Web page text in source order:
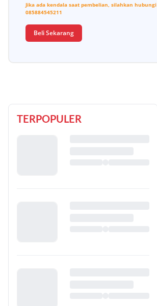
Jika ada kendala saat pembelian, silahkan hubungi
085884545211
Beli Sekarang
TERPOPULER